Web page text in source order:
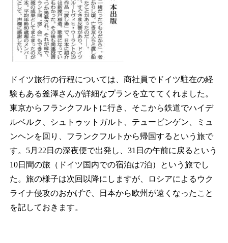
ドイツ旅行の行程については、商社員でドイツ駐在の経
験もある釜澤さんが詳細なプランを立ててくれました。
東京からフランクフルトに行き、そこから鉄道でハイデ
ルベルク、シュトゥットガルト、テュービンゲン、ミュ
ンヘンを回り、フランクフルトから帰国するという旅で
す。5月22日の深夜便で出発し、31日の午前に戻るという
10日間の旅（ドイツ国内での宿泊は7泊）という旅でし
た。旅の様子は次回以降にしますが、ロシアによるウク
ライナ侵攻のおかげで、日本から欧州が遠くなったこと
を記しておきます。